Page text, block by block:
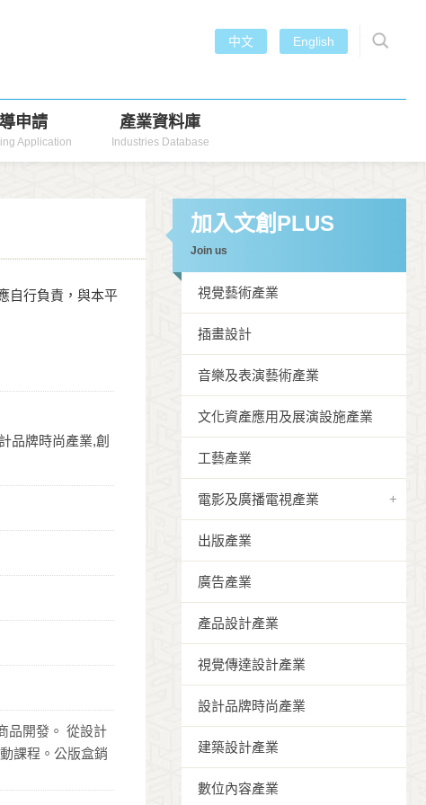
中文 English
申請
Application
產業資料庫
Industries Database
自行負責，與本平
品牌時尚產業,創
品開發。 從設計
課程。公版盒銷
加入文創PLUS
Join us
視覺藝術產業
插畫設計
音樂及表演藝術產業
文化資產應用及展演設施產業
工藝產業
電影及廣播電視產業
出版產業
廣告產業
產品設計產業
視覺傳達設計產業
設計品牌時尚產業
建築設計產業
數位內容產業